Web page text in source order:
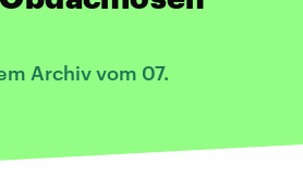
Archiv vom 07.